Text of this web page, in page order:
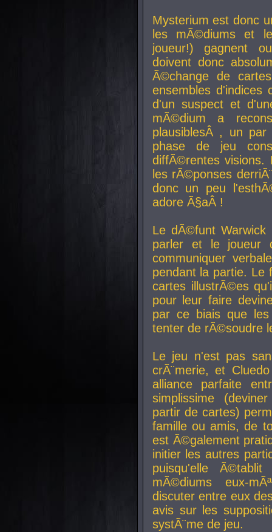
Mysterium est donc
les mÃ©diums et
joueur!) gagnent
doivent donc
Ã©change de
ensembles d'indices
d'un suspect et
mÃ©dium a
plausiblesÂ , un par
phase de jeu
diffÃ©rentes visions.
les rÃ©ponses
donc un peu
adore Ã§aÂ !
Le dÃ©funt Warwick
parler et le joueur
communiquer
pendant la partie. Le
cartes illustrÃ©es
pour leur faire
par ce biais que
tenter de rÃ©soudre
Le jeu n'est pas
crÃ¨merie, et
alliance parfaite
simplissime
partir de cartes)
famille ou amis, de
est Ã©galement
initier les autres
puisqu'elle
mÃ©diums eux-
discuter entre eux
avis sur les
systÃ¨me de jeu.